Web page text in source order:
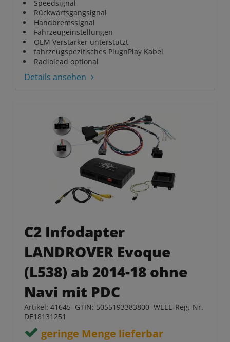
Speedsignal
Rückwärtsgangsignal
Handbremssignal
Fahrzeugeinstellungen
OEM Verstärker unterstützt
fahrzeugspezifisches PlugnPlay Kabel
Radiolead optional
Details ansehen
C2 Infodapter
LANDROVER Evoque
(L538) ab 2014-18 ohne
Navi mit PDC
Artikel: 41645 GTIN: 5055193383800 WEEE-Reg.-Nr.
DE18131251
geringe Menge lieferbar